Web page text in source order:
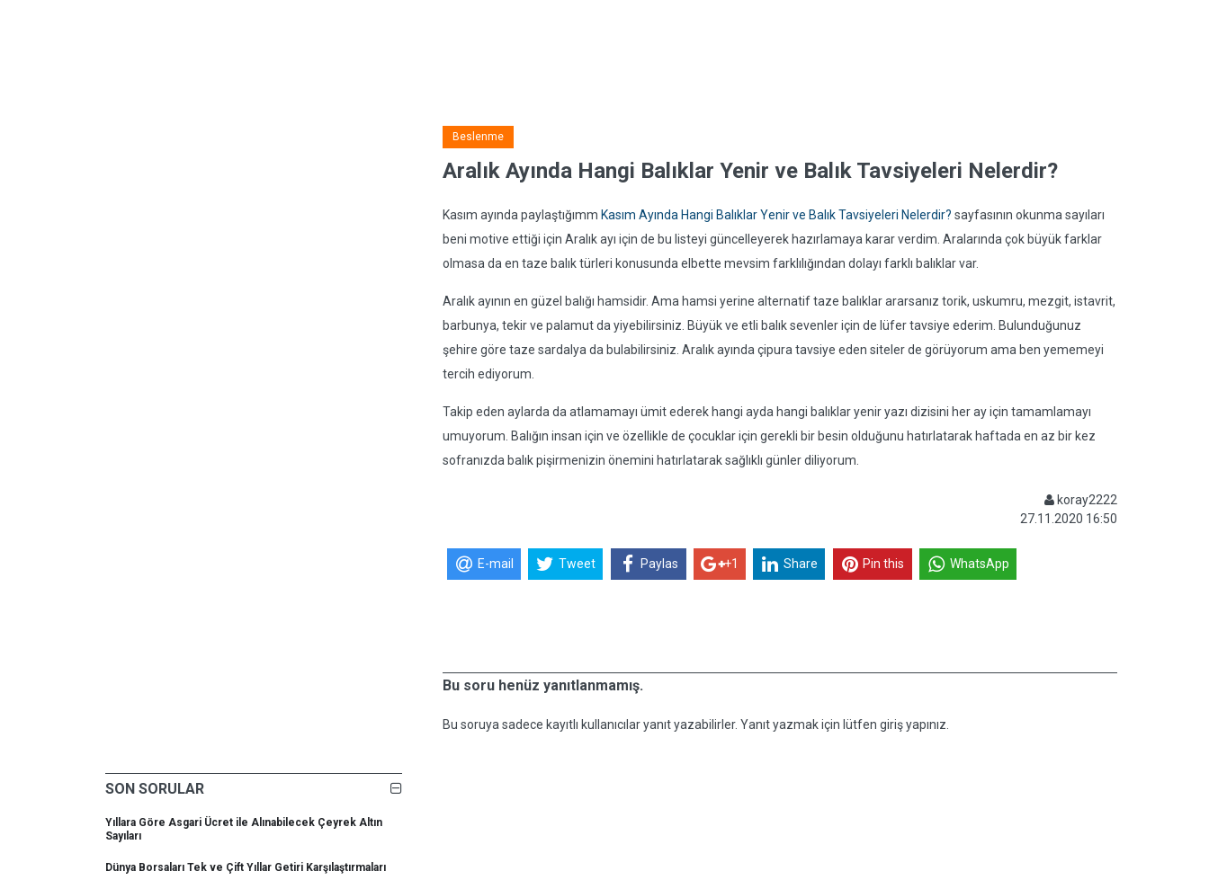
SON SORULAR
Yıllara Göre Asgari Ücret ile Alınabilecek Çeyrek Altın
Sayıları
Dünya Borsaları Tek ve Çift Yıllar Getiri Karşılaştırmaları
Beslenme
Aralık Ayında Hangi Balıklar Yenir ve Balık Tavsiyeleri Nelerdir?
Kasım ayında paylaştığımm Kasım Ayında Hangi Balıklar Yenir ve Balık Tavsiyeleri Nelerdir? sayfasının okunma sayıları
beni motive ettiği için Aralık ayı için de bu listeyi güncelleyerek hazırlamaya karar verdim. Aralarında çok büyük farklar
olmasa da en taze balık türleri konusunda elbette mevsim farklılığından dolayı farklı balıklar var.
Aralık ayının en güzel balığı hamsidir. Ama hamsi yerine alternatif taze balıklar ararsanız torik, uskumru, mezgit, istavrit,
barbunya, tekir ve palamut da yiyebilirsiniz. Büyük ve etli balık sevenler için de lüfer tavsiye ederim. Bulunduğunuz
şehire göre taze sardalya da bulabilirsiniz. Aralık ayında çipura tavsiye eden siteler de görüyorum ama ben yememeyi
tercih ediyorum.
Takip eden aylarda da atlamamayı ümit ederek hangi ayda hangi balıklar yenir yazı dizisini her ay için tamamlamayı
umuyorum. Balığın insan için ve özellikle de çocuklar için gerekli bir besin olduğunu hatırlatarak haftada en az bir kez
sofranızda balık pişirmenizin önemini hatırlatarak sağlıklı günler diliyorum.
koray2222
27.11.2020 16:50
E-mail Tweet Paylas +1 Share Pin this WhatsApp
Bu soru henüz yanıtlanmamış.
Bu soruya sadece kayıtlı kullanıcılar yanıt yazabilirler. Yanıt yazmak için lütfen giriş yapınız.